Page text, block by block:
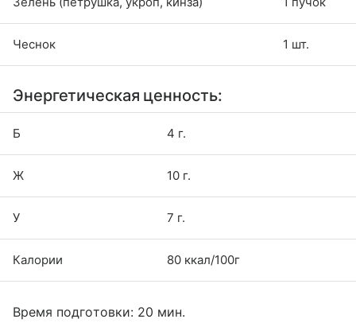
Чеснок 1 шт.
Энергетическая ценность:
Б 4 г.
Ж 10 г.
У 7 г.
Калории 80 ккал/100г
Время подготовки: 20 мин.